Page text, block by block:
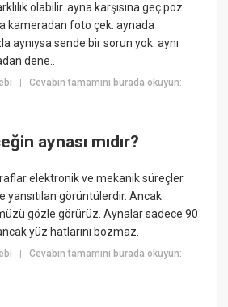
olabilir. ayna karşısına geç poz
kameradan foto çek. aynada
aynıysa sende bir sorun yok. aynı
dene..
|Cevabın tamamını burada okuyun:
aynası mıdır?
elektronik ve mekanik süreçler
yansıtılan görüntülerdir. Ancak
gözle görürüz. Aynalar sadece 90
yüz hatlarını bozmaz.
|Cevabın tamamını burada okuyun: